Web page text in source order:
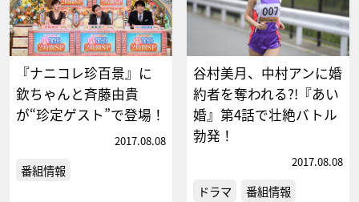
『ナニコレ珍百景』に
欽ちゃんと斉藤由貴
が“珍定ゲスト”で登場！
2017.08.08
番組情報
谷村美月、中村アンに婚
約者を奪われる?!『あい
婚』第4話で壮絶バトル
勃発！
2017.08.08
ドラマ 番組情報